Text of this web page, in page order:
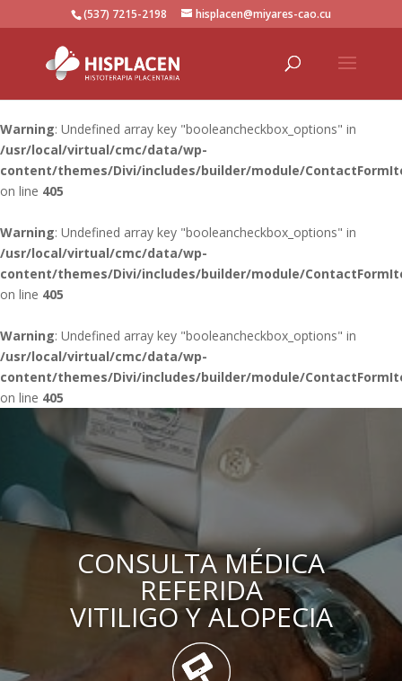
(537) 7215-2198 hisplacen@miyares-cao.cu
Warning: Undefined array key "booleancheckbox_options" in
/usr/local/virtual/cmc/data/wp-
content/themes/Divi/includes/builder/module/
on line 405
Warning: Undefined array key "booleancheckbox_options" in
/usr/local/virtual/cmc/data/wp-
content/themes/Divi/includes/builder/module/
on line 405
Warning: Undefined array key "booleancheckbox_options" in
/usr/local/virtual/cmc/data/wp-
content/themes/Divi/includes/builder/module/
on line 405
CONSULTA MÉDICA
REFERIDA
VITILIGO Y ALOPECIA